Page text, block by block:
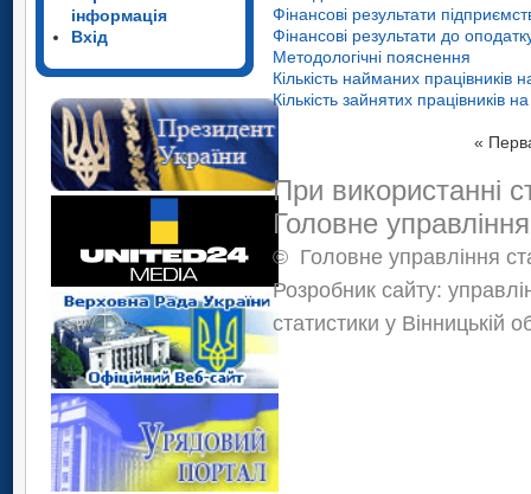
інформація
Вхід
Фінансові результати
Фінансові результати до
Методологічні пояснення
Кількість найманих працівників
Кількість зайнятих працівників
«
При використанні
Головне
© Головне управління
Розробник сайту:
статистики у Вінницькій